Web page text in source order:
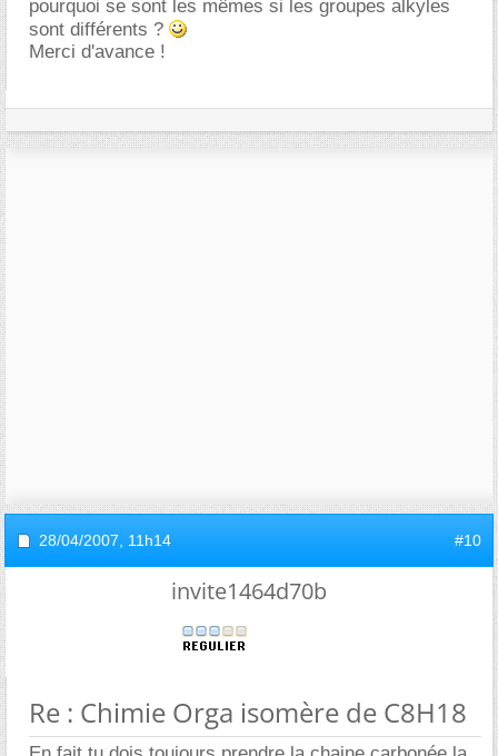
pourquoi se sont les mêmes si les groupes alkyles
sont différents ?
Merci d'avance !
28/04/2007, 11h14 #10
invite1464d70b
Re : Chimie Orga isomère de C8H18